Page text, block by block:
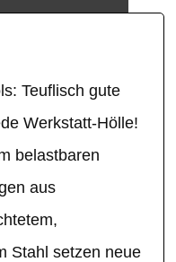
Teuflisch gute
Werkstatt-Hölle!
belastbaren
aus
Stahl setzen neue